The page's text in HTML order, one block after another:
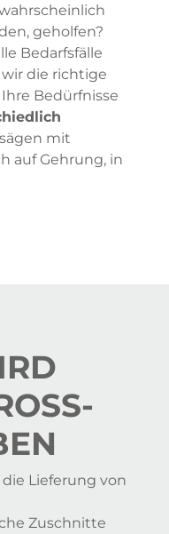
geholfen?
Bedarfsfälle
die richtige
Bedürfnisse
sägen mit
auf Gehrung, in
Lieferung von
Zuschnitte